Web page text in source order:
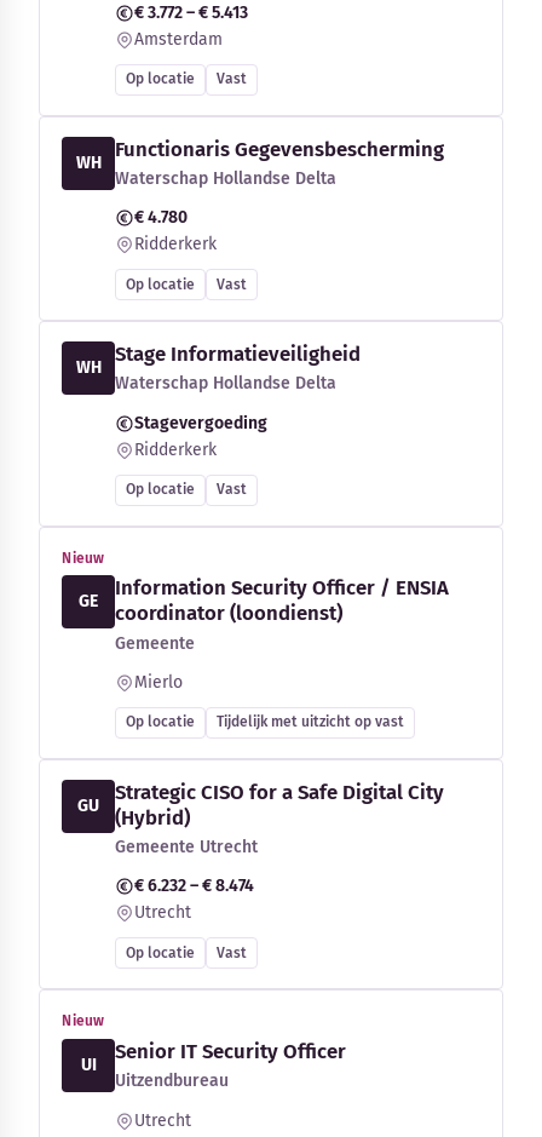
€ 3.772 – € 5.413
Amsterdam
Op locatie Vast
WH
Functionaris Gegevensbescherming
Waterschap Hollandse Delta
€ 4.780
Ridderkerk
Op locatie Vast
WH
Stage Informatieveiligheid
Waterschap Hollandse Delta
Stagevergoeding
Ridderkerk
Op locatie Vast
Nieuw
GE
Information Security Officer / ENSIA
coordinator (loondienst)
Gemeente
Mierlo
Op locatie Tijdelijk met uitzicht op vast
GU
Strategic CISO for a Safe Digital City
(Hybrid)
Gemeente Utrecht
€ 6.232 – € 8.474
Utrecht
Op locatie Vast
Nieuw
UI
Senior IT Security Officer
Uitzendbureau
Utrecht